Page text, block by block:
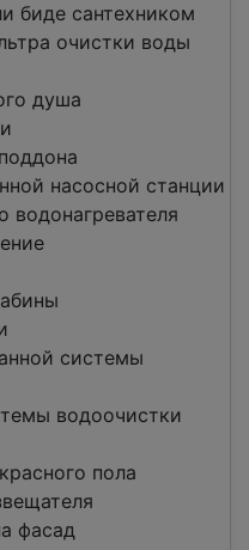
биде сантехником
очистки воды
душа
насосной станции
водонагревателя
системы
водоочистки
пола
фасад